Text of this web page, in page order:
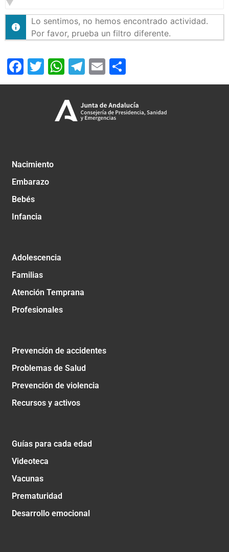
Lo sentimos, no hemos encontrado actividad.
Por favor, prueba un filtro diferente.
Facebook
Twitter
WhatsApp
Telegram
Email
Nacimiento
Embarazo
Bebés
Infancia
Adolescencia
Familias
Atención Temprana
Profesionales
Prevención de accidentes
Problemas de Salud
Prevención de violencia
Recursos y activos
Guías para cada edad
Videoteca
Vacunas
Prematuridad
Desarrollo emocional